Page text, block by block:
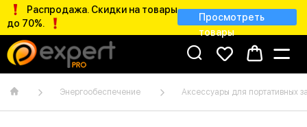
Распродажа. Скидки на товары
до 70%.
Просмотреть
товары
Энергообеспечение Аксессуары для портативных